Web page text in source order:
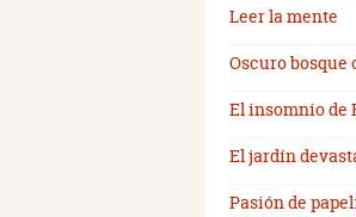
Leer la mente
Oscuro bosque
El insomnio de
El jardín
Pasión de